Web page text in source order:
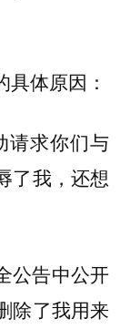
体原因：
请求你们与
了我，还想
公告中公开
除了我用来